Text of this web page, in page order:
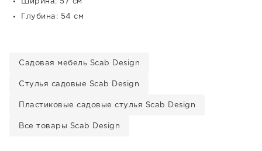
Ширина: 57 см
Глубина: 54 см
Садовая мебель Scab Design
Стулья садовые Scab Design
Пластиковые садовые стулья Scab Design
Все товары Scab Design